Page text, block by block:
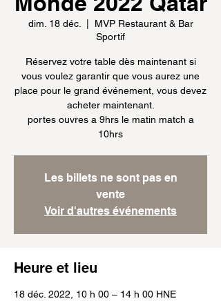
dim. 18 déc.
MVP Restaurant & Bar
Sportif
Réservez votre table dès maintenant si
vous voulez garantir que vous aurez une
place pour le grand événement, vous devez
acheter maintenant.
portes ouvres a 9hrs le matin match a
10hrs
Les billets ne sont pas en
vente
Voir d'autres événements
Heure et lieu
18 déc. 2022, 10 h 00 – 14 h 00 HNE